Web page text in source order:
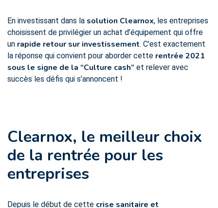
En investissant dans la solution Clearnox, les entreprises
choisissent de privilégier un achat d’équipement qui offre
un rapide retour sur investissement. C’est exactement
la réponse qui convient pour aborder cette rentrée 2021
sous le signe de la “Culture cash” et relever avec
succès les défis qui s’annoncent !
Clearnox, le meilleur choix
de la rentrée pour les
entreprises
Depuis le début de cette crise sanitaire et